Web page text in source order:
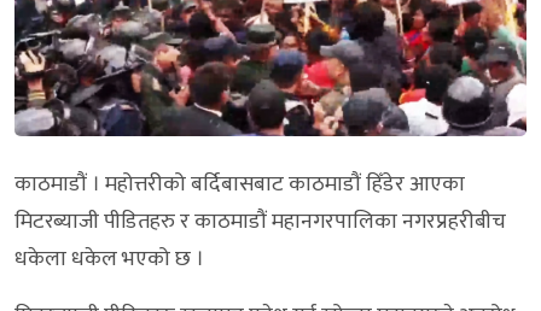
काठमाडौं । महोत्तरीको बर्दिबासबाट काठमाडौं हिँडेर आएका
मिटरब्याजी पीडितहरु र काठमाडौं महानगरपालिका नगरप्रहरीबीच
धकेला धकेल भएको छ ।